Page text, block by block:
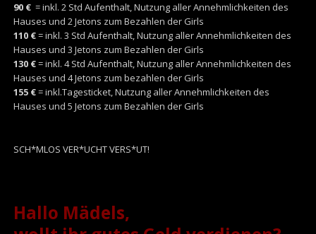
90 €= inkl. 2 Std Aufenthalt, Nutzung aller Annehmlichkeiten des
Hauses und 2 Jetons zum Bezahlen der Girls
110 €= inkl. 3 Std Aufenthalt, Nutzung aller Annehmlichkeiten des
Hauses und 3 Jetons zum Bezahlen der Girls
130 €= inkl. 4 Std Aufenthalt, Nutzung aller Annehmlichkeiten des
Hauses und 4 Jetons zum bezahlen der Girls
155 €= inkl.Tagesticket, Nutzung aller Annehmlichkeiten des
Hauses und 5 Jetons zum Bezahlen der Girls
SCH*MLOS VER*UCHT VERS*UT!
Hallo Mädels,